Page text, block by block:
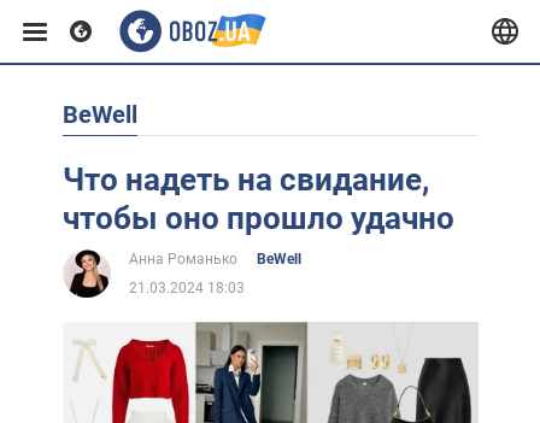
Европа
США
Азия
Африка
BeWell
Что надеть на свидание,
чтобы оно прошло удачно
Анна Романько
BeWell
21.03.2024 18:03